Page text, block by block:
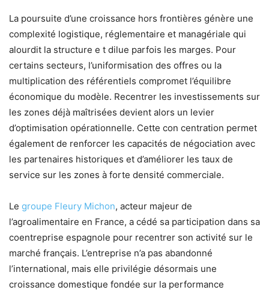
La poursuite d’une croissance hors frontières génère une
complexité logistique, réglementaire et managériale qui
alourdit la structure e t dilue parfois les marges. Pour
certains secteurs, l’uniformisation des offres ou la
multiplication des référentiels compromet l’équilibre
économique du modèle. Recentrer les investissements sur
les zones déjà maîtrisées devient alors un levier
d’optimisation opérationnelle. Cette con centration permet
également de renforcer les capacités de négociation avec
les partenaires historiques et d’améliorer les taux de
service sur les zones à forte densité commerciale.
Le groupe Fleury Michon, acteur majeur de
l’agroalimentaire en France, a cédé sa participation dans sa
coentreprise espagnole pour recentrer son activité sur le
marché français. L’entreprise n’a pas abandonné
l’international, mais elle privilégie désormais une
croissance domestique fondée sur la performance